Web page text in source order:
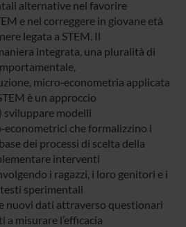
alternative nel favorire
e nel correggere in giovane età
legata a STEM. Il
integrata, una pluralità di
micro‐econometria applicata
è un approccio
sviluppare modelli
che formalizzino i
dei processi di scelta della
interventi
i ragazzi, i loro genitori e i
sperimentali
nuovi dati attraverso questionari
misurare l’efficacia